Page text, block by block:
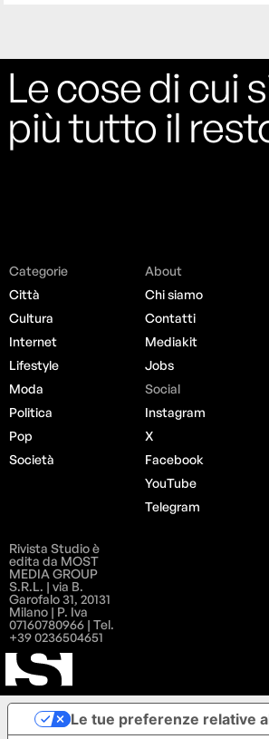
Le cose di cui
più tutto il
Categorie
Città
Cultura
Internet
Lifestyle
Moda
Politica
Pop
Società
About
Chi siamo
Contatti
Mediakit
Jobs
Social
Instagram
X
Facebook
YouTube
Telegram
Rivista Studio è
edita da MOST
MEDIA GROUP
S.R.L. | via B.
Garofalo 31, 20131
Milano | P. Iva
07160780966 | Tel.
+39 0236504651
Le tue preferenze relative